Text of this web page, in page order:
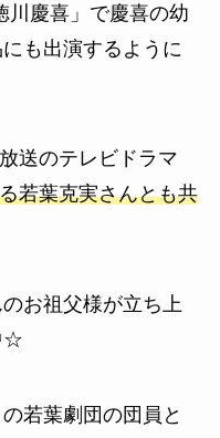
川慶喜」で慶喜の幼
も出演するように
送のテレビドラマ
若葉克実さんとも共
のお祖父様が立ち上
☆
若葉劇団の団員と